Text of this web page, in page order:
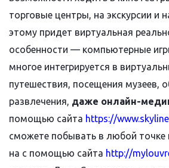
торговые центры, на экскурсии и
этому придет виртуальная
особенности — компьютерные
многое интегрируется в
путешествия, посещения музеев,
развлечения, даже онлайн-
помощью сайта https://
сможете побывать в любой точке
на с помощью сайта http://